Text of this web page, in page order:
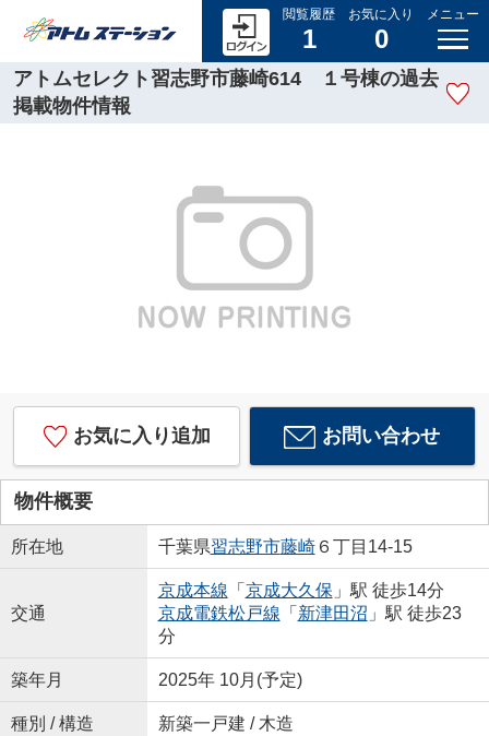
閲覧履歴
1
お気に入り
0
メニュー
アトムセレクト習志野市藤崎614 １号棟の過去
掲載物件情報
お気に入り追加 お問い合わせ
物件概要
所在地 千葉県習志野市藤崎６丁目14-15
交通
京成本線 「 京成大久保 」駅 徒歩14分
京成電鉄松戸線 「 新津田沼 」駅 徒歩23
分
築年月 2025年 10月(予定)
種別 / 構造 新築一戸建 / 木造